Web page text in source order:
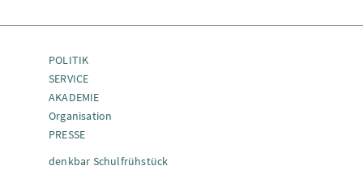
POLITIK
SERVICE
AKADEMIE
Organisation
PRESSE
denkbar Schulfrühstück